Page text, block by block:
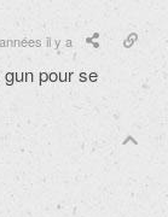
il y a
pour se